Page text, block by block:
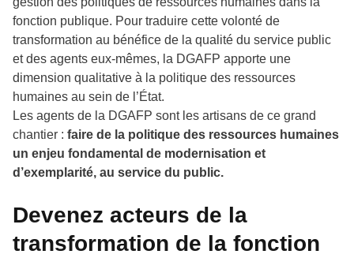
fonction publique. Pour traduire cette volonté de
transformation au bénéfice de la qualité du service public
et des agents eux-mêmes, la DGAFP apporte une
dimension qualitative à la politique des ressources
humaines au sein de l’État.
Les agents de la DGAFP sont les artisans de ce grand
chantier : faire de la politique des ressources humaines
un enjeu fondamental de modernisation et
d’exemplarité, au service du public.
Devenez acteurs de la
transformation de la fonction